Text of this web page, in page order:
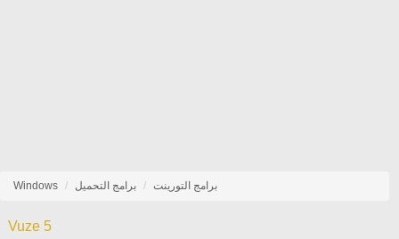
Windows برامج التحميل برامج التورينت
Vuze 5